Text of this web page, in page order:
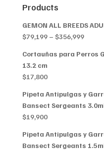
Products
GEMON ALL BREEDS
$79,199 – $356,999Price
Cortauñas para Perros
13.2 cm
$17,800
Pipeta Antipulgas y
Bansect Sergeants
$19,900
Pipeta Antipulgas y
Bansect Sergeants